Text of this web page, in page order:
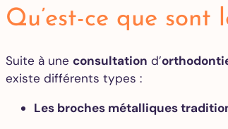
Qu’est-ce que sont
Suite à une consultation d’
existe différents types :
Les broches métalliques